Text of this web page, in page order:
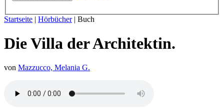
Sie sind hier:
Startseite | Hörbücher| Buch
Die Villa der Architektin.
von Mazzucco, Melania G.